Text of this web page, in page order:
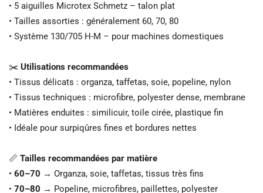
• 5 aiguilles Microtex Schmetz – talon plat
• Tailles assorties : généralement 60, 70, 80
• Système 130/705 H-M – pour machines domestiques
✂️ Utilisations recommandées
• Tissus délicats : organza, taffetas, soie, popeline, nylon
• Tissus techniques : microfibre, polyester dense, membrane
• Matières enduites : similicuir, toile cirée, plastique fin
• Idéale pour surpiqûres fines et bordures nettes
📏 Tailles recommandées par matière
• 60–70 → Organza, soie, taffetas, tissus très fins
• 70–80 → Popeline, microfibres, paillettes, polyester